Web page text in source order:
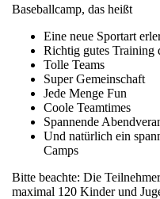
Baseballcamp, das heißt
Eine neue Sportart
Richtig gutes Training
Tolle Teams
Super Gemeinschaft
Jede Menge Fun
Coole Teamtimes
Spannende
Und natürlich ein
Camps
Bitte beachte: Die
maximal 120 Kinder und